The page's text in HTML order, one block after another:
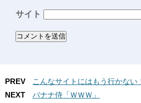
サイト
PREV
こんなサイトにはもう行かない
NEXT
バナナ侍「ＷＷＷ」